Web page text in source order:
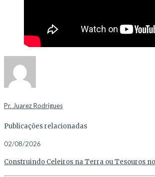
Pr. Juarez Rodrigues
Publicações relacionadas
02/08/2026
Construindo Celeiros na Terra ou Tesouros no